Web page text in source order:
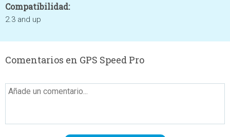
Compatibilidad:
2.3 and up
Comentarios en GPS Speed Pro